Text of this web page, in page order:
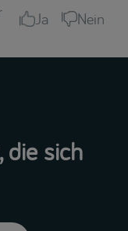
Ja Nein
die sich